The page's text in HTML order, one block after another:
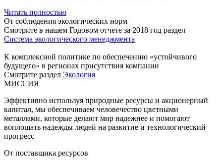
Читать полностью
От соблюдения экологических норм
Смотрите в нашем Годовом отчете за 2018 год раздел
Система экологического менеджмента
К комплексной политике по обеспечению «устойчивого
будущего» в регионах присутствия компании
Смотрите раздел Экология
МИССИЯ
Эффективно используя природные ресурсы и акционерный
капитал, мы обеспечиваем человечество цветными
металлами, которые делают мир надежнее и помогают
воплощать надежды людей на развитие и технологический
прогресс
От поставщика ресурсов